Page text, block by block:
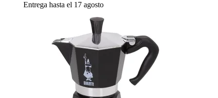
Entrega hasta el 17 agosto